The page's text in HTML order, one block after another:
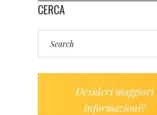
CERCA
for:
Desideri maggiori
informazioni?